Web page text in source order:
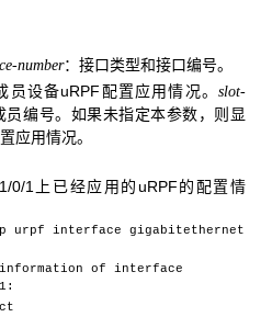
number：接口类型和接口编号。
员设备uRPF配置应用情况。slot-
编号。如果未指定本参数，则显
应用情况。
0/1上已经应用的uRPF的配置情
ip urpf interface gigabitethernet
information of interface